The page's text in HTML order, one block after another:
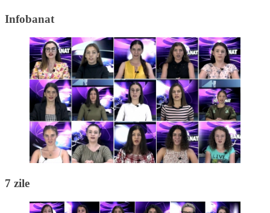
Infobanat
7 zile